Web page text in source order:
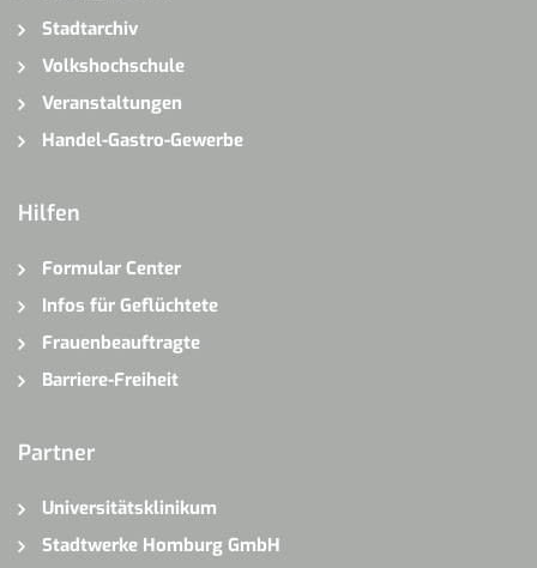
Stadtarchiv
Volkshochschule
Veranstaltungen
Handel-Gastro-Gewerbe
Hilfen
Formular Center
Infos für Geflüchtete
Frauenbeauftragte
Barriere-Freiheit
Partner
Universitätsklinikum
Stadtwerke Homburg GmbH